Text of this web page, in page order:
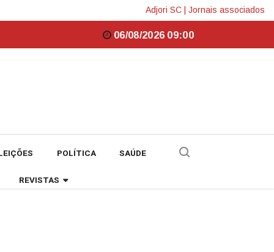
Adjori SC Jornais associados
06/08/2026 09:00
POLÍTICA SAÚDE
REVISTAS